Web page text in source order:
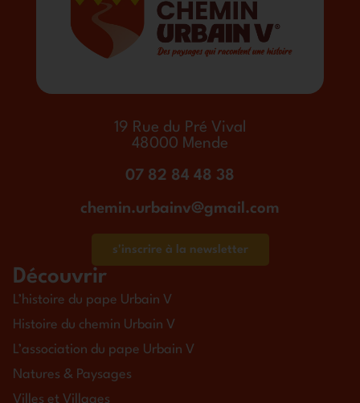
19 Rue du Pré Vival
48000 Mende
07 82 84 48 38
chemin.urbainv@gmail.com
s'inscrire à la newsletter
Découvrir
L’histoire du pape Urbain V
Histoire du chemin Urbain V
L’association du pape Urbain V
Natures & Paysages
Villes et Villages